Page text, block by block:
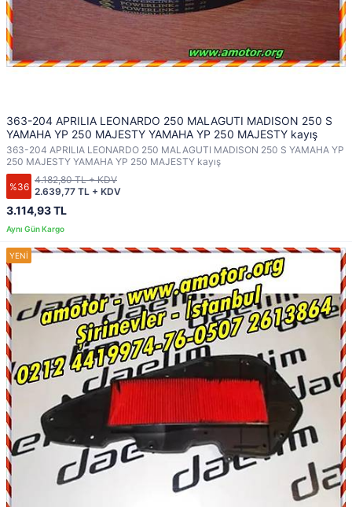
363-204 APRILIA LEONARDO 250 MALAGUTI MADISON 250 S
YAMAHA YP 250 MAJESTY YAMAHA YP 250 MAJESTY kayış
363-204 APRILIA LEONARDO 250 MALAGUTI MADISON 250 S YAMAHA YP
250 MAJESTY YAMAHA YP 250 MAJESTY kayış
%36
3.114,93 TL
2.639,77 TL + KDV
4.182,80 TL + KDV